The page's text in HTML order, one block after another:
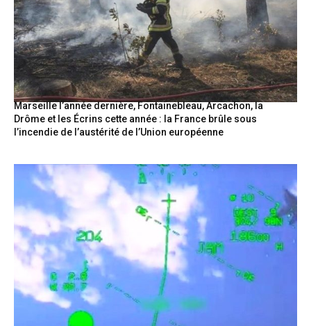
Marseille l’année dernière, Fontainebleau, Arcachon, la
Drôme et les Écrins cette année : la France brûle sous
l’incendie de l’austérité de l’Union européenne